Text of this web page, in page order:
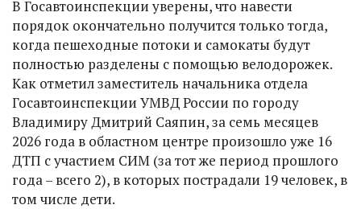
В Госавтоинспекции уверены, что навести
порядок окончательно получится только тогда,
когда пешеходные потоки и самокаты будут
полностью разделены с помощью велодорожек.
Как отметил заместитель начальника отдела
Госавтоинспекции УМВД России по городу
Владимиру Дмитрий Саяпин, за семь месяцев
2026 года в областном центре произошло уже 16
ДТП с участием СИМ (за тот же период прошлого
года – всего 2), в которых пострадали 19 человек, в
том числе дети.